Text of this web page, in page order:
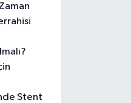
Stent